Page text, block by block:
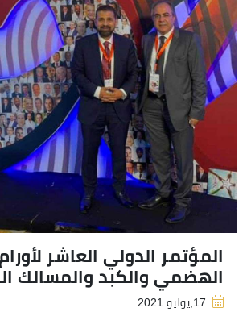
المؤتمر الدولي العاشر
الهضمي والكبد والمسالك
17,يوليو 2021